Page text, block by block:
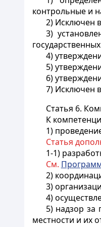
контрольные и
2) Исключен
3)
4)
5)
6)
7) Исключен
Статья 6.
К
1)
Статья
1-1)
См.
2)
3)
4)
5) надзор за
местности и их